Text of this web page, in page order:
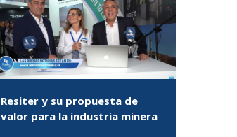
Resiter y su propuesta de
valor para la industria minera